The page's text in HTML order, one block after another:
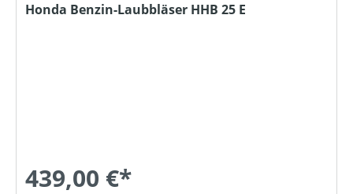
Honda Benzin-Laubbläser HHB 25 E
439,00 €*